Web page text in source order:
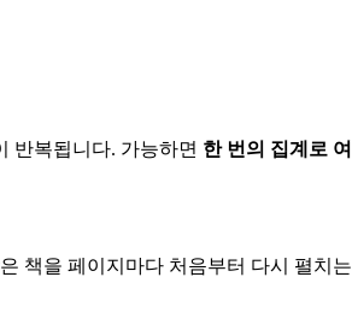
반복됩니다. 가능하면 한 번의 집계로
책을 페이지마다 처음부터 다시 펼치